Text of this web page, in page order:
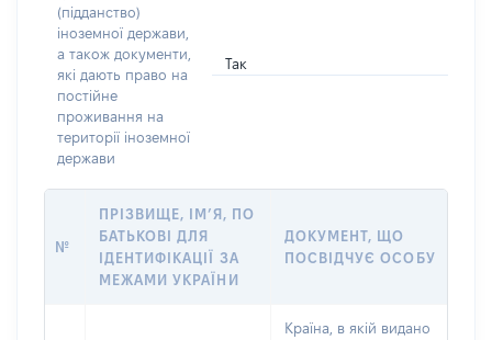
(підданство)
іноземної держави,
а також документи,
які дають право на
постійне
проживання на
території іноземної
держави
Так
№
ПРІЗВИЩЕ, ІМ’Я, ПО
БАТЬКОВІ ДЛЯ
ІДЕНТИФІКАЦІЇ ЗА
МЕЖАМИ УКРАЇНИ
ДОКУМЕНТ, ЩО
ПОСВІДЧУЄ ОСОБУ
Країна, в якій видано